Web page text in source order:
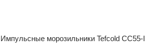
Импульсные морозильники Tefcold CC55-I